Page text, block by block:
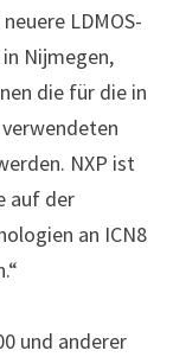
LDMOS-
Nijmegen,
die für die in
NXP ist
auf der
an ICN8
und anderer